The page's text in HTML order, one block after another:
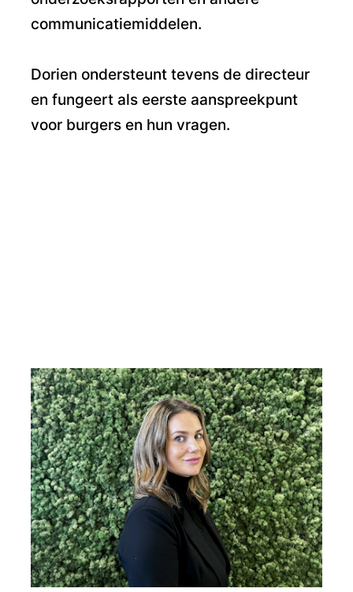
communicatiemiddelen.
Dorien ondersteunt tevens de directeur
en fungeert als eerste aanspreekpunt
voor burgers en hun vragen.